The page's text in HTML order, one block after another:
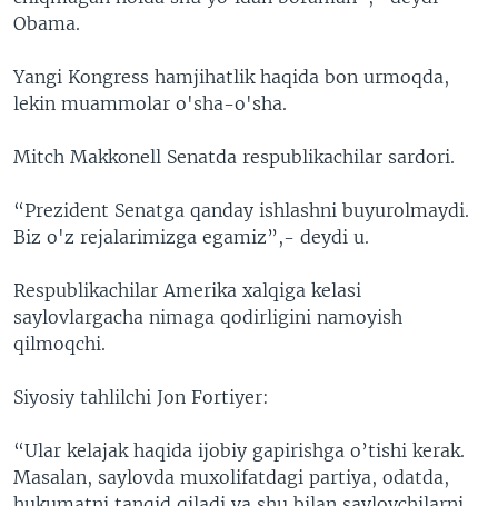
Obama.
Yangi Kongress hamjihatlik haqida bon urmoqda,
lekin muammolar o'sha-o'sha.
Mitch Makkonell Senatda respublikachilar sardori.
“Prezident Senatga qanday ishlashni buyurolmaydi.
Biz o'z rejalarimizga egamiz”,- deydi u.
Respublikachilar Amerika xalqiga kelasi
saylovlargacha nimaga qodirligini namoyish
qilmoqchi.
Siyosiy tahlilchi Jon Fortiyer:
“Ular kelajak haqida ijobiy gapirishga o’tishi kerak.
Masalan, saylovda muxolifatdagi partiya, odatda,